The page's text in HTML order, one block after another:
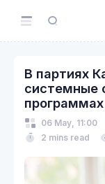
В партиях
системные
программах
06 May, 11:00
2 mins read